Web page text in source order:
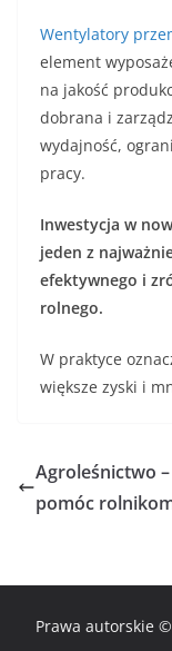
Wentylatory
element
na jakość
dobrana i
wydajność,
pracy.
Inwestycja w
jeden z
efektywnego i
rolnego.
W praktyce
większe zyski i
Agroleśnictwo
pomóc
Prawa autorskie